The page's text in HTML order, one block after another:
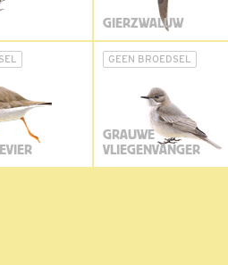
GIERZWALUW
GEEN BROEDSEL
GRAUWE
VLIEGENVANGER